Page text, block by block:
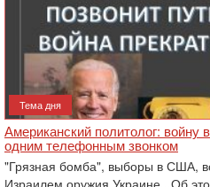
Тема дня
Американский политолог: войну
одним телефонным звонком
"Грязная бомба", выборы в США,
Израилем оружия Украине...Об